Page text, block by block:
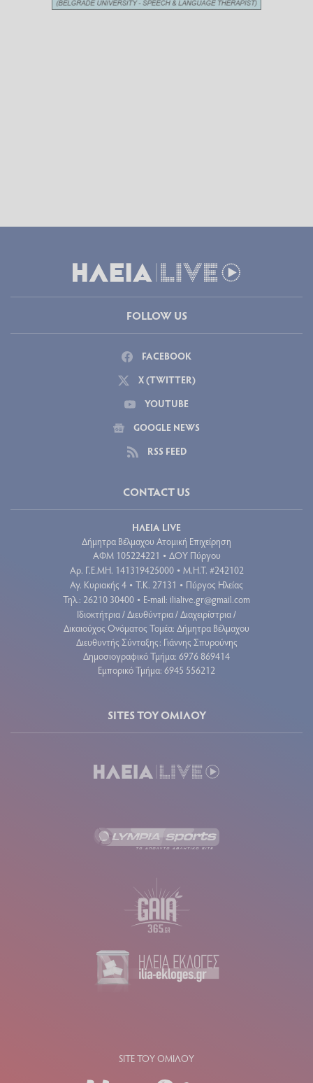
FOLLOW US
FACEBOOK
X (TWITTER)
YOUTUBE
GOOGLE NEWS
RSS FEED
CONTACT US
ΗΛΕΙΑ LIVE
Δήμητρα Βέλμαχου Ατομική Επιχείρηση
ΑΦΜ 105224221 • ΔΟΥ Πύργου
Aρ. Γ.Ε.ΜΗ. 141319425000 • Μ.Η.Τ. #242102
Αγ. Κυριακής 4 • Τ.Κ. 27131 • Πύργος Ηλείας
Τηλ.: 26210 30400 • E-mail: ilialive.gr@gmail.com
Ιδιοκτήτρια / Διευθύντρια / Διαχειρίστρια /
Δικαιούχος Ονόματος Τομέα: Δήμητρα Βέλμαχου
Διευθυντής Σύνταξης: Γιάννης Σπυρούνης
Δημοσιογραφικό Τμήμα: 6976 869414
Εμπορικό Τμήμα: 6945 556212
SITES ΤΟΥ ΟΜΙΛΟΥ
SITE ΤΟΥ ΟΜΙΛΟΥ